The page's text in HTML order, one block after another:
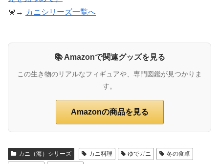
🦀→ カニシリーズ一覧へ
📚 Amazonで関連グッズを見る
この生き物のリアルなフィギュアや、専門図鑑が見つかりま
す。
Amazonの商品を見る
カニ（海）シリーズ カニ料理 ゆでガニ
冬の食卓